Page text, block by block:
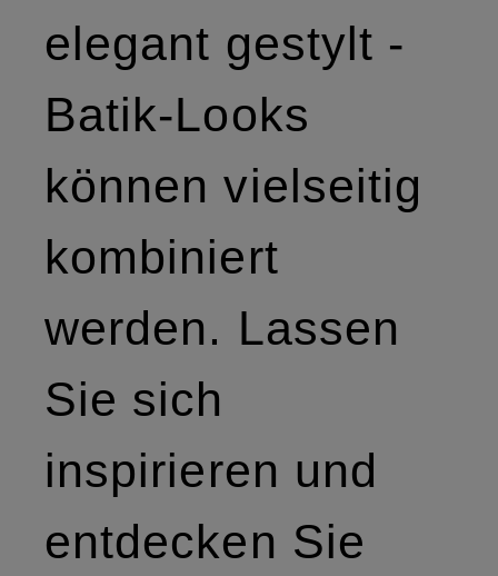
elegant gestylt -
Batik-Looks
können vielseitig
kombiniert
werden. Lassen
Sie sich
inspirieren und
entdecken Sie